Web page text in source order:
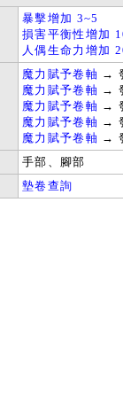
暴擊增加 3~5
損害平衡性增加
人偶生命力增加
魔力賦予卷軸 →
魔力賦予卷軸 →
魔力賦予卷軸 →
魔力賦予卷軸 →
魔力賦予卷軸 →
手部、腳部
墊卷查詢